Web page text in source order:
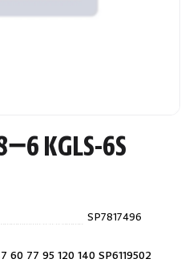
KGLS-6S
SP7817496
77 95 120 140 SP6119502